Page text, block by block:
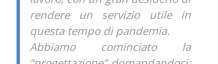
rendere un servizio utile in
questa tempo di pandemia.
Abbiamo cominciato la